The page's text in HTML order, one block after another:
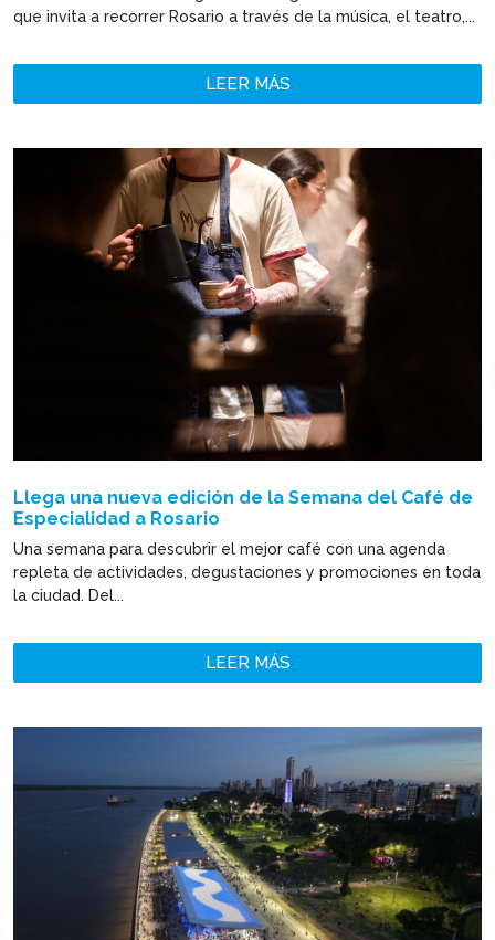
que invita a recorrer Rosario a través de la música, el teatro,...
LEER MÁS
Llega una nueva edición de la Semana del Café de
Especialidad a Rosario
Una semana para descubrir el mejor café con una agenda
repleta de actividades, degustaciones y promociones en toda
la ciudad. Del...
LEER MÁS